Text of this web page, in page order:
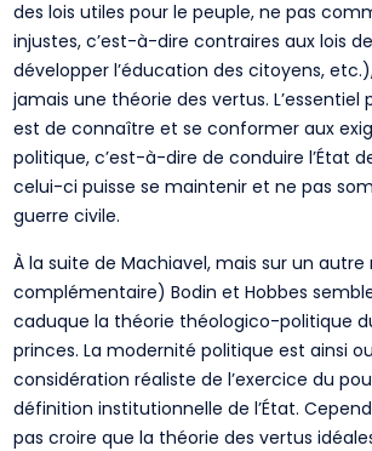
des lois utiles pour le peuple, ne pas
injustes, c’est-à-dire contraires aux lois
développer l’éducation des citoyens,
jamais une théorie des vertus. L’essentiel
est de connaître et se conformer aux
politique, c’est-à-dire de conduire l’État
celui-ci puisse se maintenir et ne pas
guerre civile.
À la suite de Machiavel, mais sur un autre
complémentaire) Bodin et Hobbes
caduque la théorie théologico-politique
princes. La modernité politique est ainsi
considération réaliste de l’exercice du
définition institutionnelle de l’État.
pas croire que la théorie des vertus